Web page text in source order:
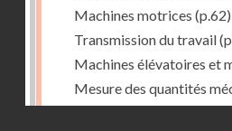
Machines motrices (p.62)
Transmission du travail
Machines élévatoires et
Mesure des quantités